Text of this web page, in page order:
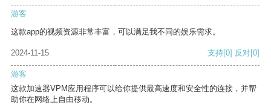
游客
这款app的视频资源非常丰富，可以满足我不同的娱乐需求。
2024-11-15 支持[0] 反对[0]
游客
这款加速器VPM应用程序可以给你提供最高速度和安全性的连接，并帮
助你在网络上自由移动。